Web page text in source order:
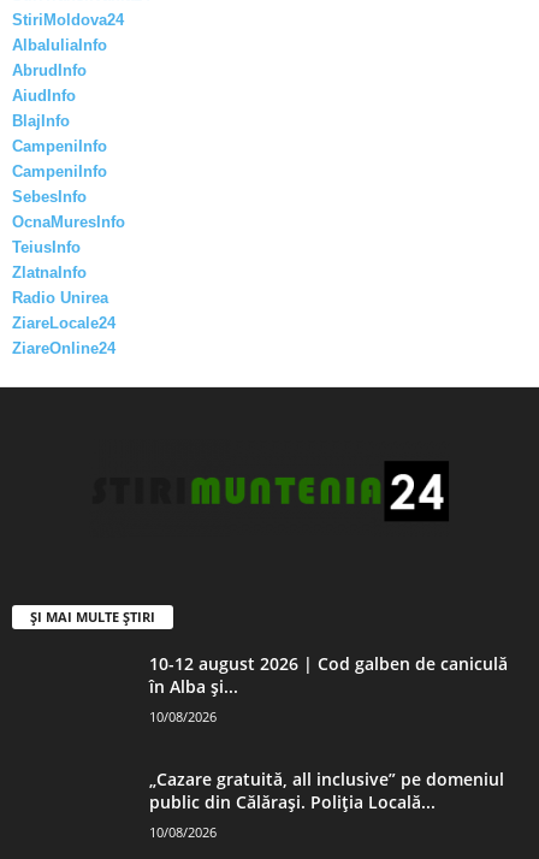
StiriMoldova24
AlbaIuliaInfo
AbrudInfo
AiudInfo
BlajInfo
CampeniInfo
CampeniInfo
SebesInfo
OcnaMuresInfo
TeiusInfo
ZlatnaInfo
Radio Unirea
ZiareLocale24
ZiareOnline24
ȘI MAI MULTE ȘTIRI
10-12 august 2026 | Cod galben de caniculă
în Alba și...
10/08/2026
„Cazare gratuită, all inclusive” pe domeniul
public din Călărași. Poliția Locală...
10/08/2026